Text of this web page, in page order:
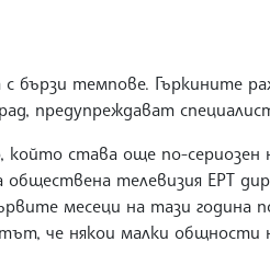
бързи темпове. Гъркините
предупреждават
който става още по-
обществена телевизия ЕРТ
месеци на тази година
че някои малки общности